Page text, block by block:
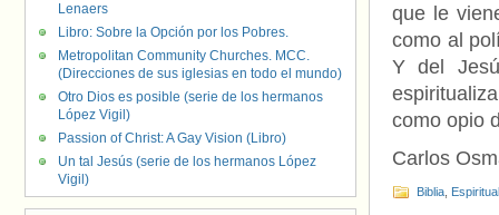
que le
como al
Y del
como opio
Carlos
Biblia
Lenaers
Libro: Sobre la Opción por los Pobres.
Metropolitan Community Churches. MCC.
(Direcciones de sus iglesias en todo el mundo)
Otro Dios es posible (serie de los hermanos
López Vigil)
Passion of Christ: A Gay Vision (Libro)
Un tal Jesús (serie de los hermanos López
Vigil)